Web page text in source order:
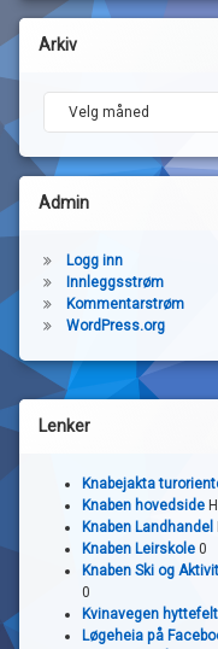
Arkiv
Admin
Logg inn
Innleggsstrøm
Kommentarstrøm
WordPress.org
Lenker
Knabejakta
Knaben hovedside
Knaben Landhandel
Knaben Leirskole 0
Knaben Ski og
0
Kvinavegen hyttefelt
Løgeheia på